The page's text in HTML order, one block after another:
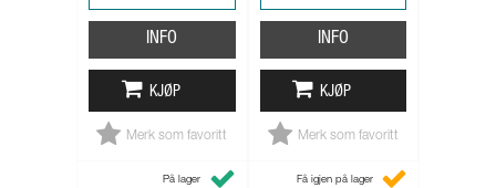
INFO
KJØP
Merk som favoritt
INFO
KJØP
Merk som favoritt
På lager Få igjen på lager